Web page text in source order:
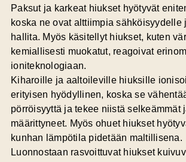
Paksut ja karkeat hiukset hyötyvät
koska ne ovat alttiimpia sähköisyydelle
hallita. Myös käsitellyt hiukset, kuten
kemiallisesti muokatut, reagoivat
ioniteknologiaan.
Kiharoille ja aaltoileville hiuksille
erityisen hyödyllinen, koska se
pörröisyyttä ja tekee niistä selkeämmät
määrittyneet. Myös ohuet hiukset
kunhan lämpötila pidetään maltillisena.
Luonnostaan rasvoittuvat hiukset